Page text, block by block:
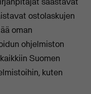
ostolaskujen
oman
ohjelmiston
Suomen
kuten